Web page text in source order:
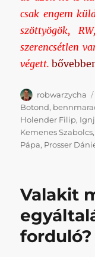
csak engem
szöttyögök,
szerencsétlen
végett. „Happy
Szerző
robwarzycha
Botond,
Holender Filip,
Kemenes Szabolcs,
Pápa, Prosser
Valakit
forduló?